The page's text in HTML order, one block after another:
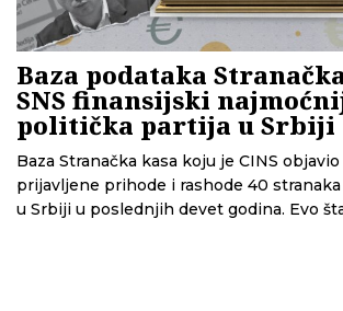
Baza podataka
SNS finansijski
politička partija u Srbiji
Baza Stranačka kasa koju je CINS
prijavljene prihode i rashode 40
u Srbiji u poslednjih devet godina. Evo